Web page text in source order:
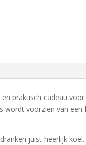
praktisch cadeau
wordt voorzien van een
juist heerlijk